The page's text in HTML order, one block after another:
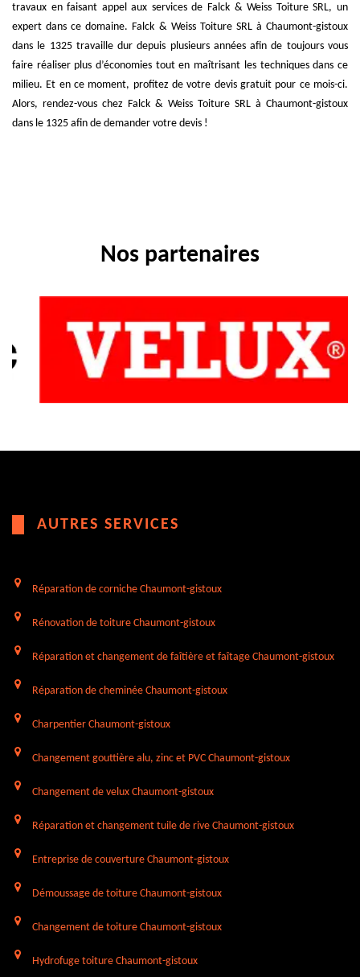
travaux en faisant appel aux services de Falck & Weiss Toiture SRL, un
expert dans ce domaine. Falck & Weiss Toiture SRL à Chaumont-gistoux
dans le 1325 travaille dur depuis plusieurs années afin de toujours vous
faire réaliser plus d’économies tout en maîtrisant les techniques dans ce
milieu. Et en ce moment, profitez de votre devis gratuit pour ce mois-ci.
Alors, rendez-vous chez Falck & Weiss Toiture SRL à Chaumont-gistoux
dans le 1325 afin de demander votre devis !
Nos partenaires
AUTRES SERVICES
Réparation de corniche Chaumont-gistoux
Rénovation de toiture Chaumont-gistoux
Réparation et changement de faîtière et faîtage Chaumont-gistoux
Réparation de cheminée Chaumont-gistoux
Charpentier Chaumont-gistoux
Changement gouttière alu, zinc et PVC Chaumont-gistoux
Changement de velux Chaumont-gistoux
Réparation et changement tuile de rive Chaumont-gistoux
Entreprise de couverture Chaumont-gistoux
Démoussage de toiture Chaumont-gistoux
Changement de toiture Chaumont-gistoux
Hydrofuge toiture Chaumont-gistoux